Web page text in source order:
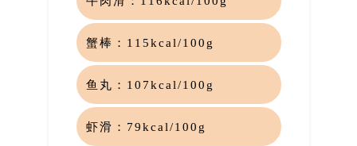
蟹棒： 115kcal/100g
鱼丸： 107kcal/100g
虾滑： 79kcal/100g